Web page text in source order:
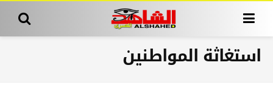
استغاثة المواطنين